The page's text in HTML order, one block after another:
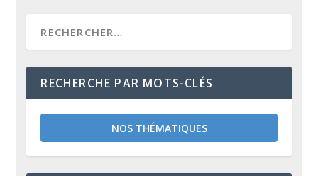
RECHERCHE PAR MOTS-CLÉS
NOS THÉMATIQUES